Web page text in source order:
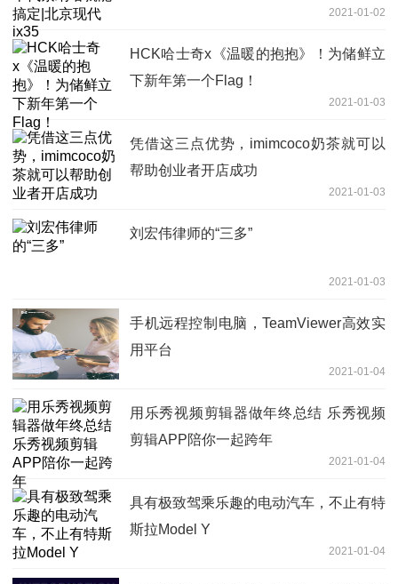
2021-01-02
HCK哈士奇x《温暖的抱抱》！为储鲜立
下新年第一个Flag！
2021-01-03
凭借这三点优势，imimcoco奶茶就可以
帮助创业者开店成功
2021-01-03
刘宏伟律师的“三多”
2021-01-03
手机远程控制电脑，TeamViewer高效实
用平台
2021-01-04
用乐秀视频剪辑器做年终总结 乐秀视频
剪辑APP陪你一起跨年
2021-01-04
具有极致驾乘乐趣的电动汽车，不止有特
斯拉Model Y
2021-01-04